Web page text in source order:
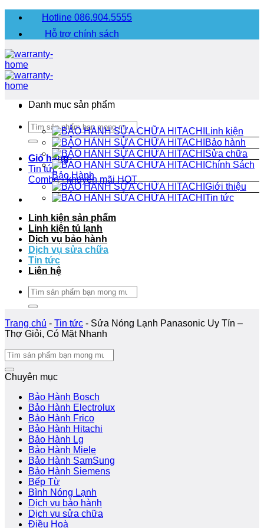
Hotline 086.904.5555
Hỗ trợ chính sách
Tìm
kiếm:
Giỏ hàng
Tin tức
Combo - khuyến mãi HOT
Danh mục sản phẩm
Linh kiện
Bảo hành
Sửa chữa
Chính Sách
Bảo Hành
Giới thiệu
Tin tức
Linh kiện sản phẩm
Linh kiện tủ lạnh
Dịch vụ bảo hành
Dịch vụ sửa chữa
Tin tức
Liên hệ
Tìm
kiếm:
Trang chủ - Tin tức - Sửa Nóng Lạnh Panasonic Uy Tín –
Thợ Giỏi, Có Mặt Nhanh
Chuyên mục
Bảo Hành Bosch
Bảo Hành Electrolux
Bảo Hành Frico
Bảo Hành Hitachi
Bảo Hành Lg
Bảo Hành Miele
Bảo Hành SamSung
Bảo Hành Siemens
Bếp Từ
Bình Nóng Lạnh
Dịch vụ bảo hành
Dịch vụ sửa chữa
Điều Hoà